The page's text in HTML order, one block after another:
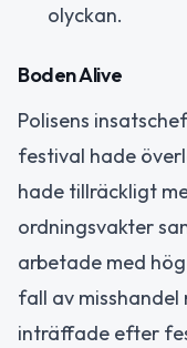
olyckan.
Boden Alive
Polisens
festival hade
hade tillräckligt
ordningsvakter
arbetade med
fall av
inträffade efter